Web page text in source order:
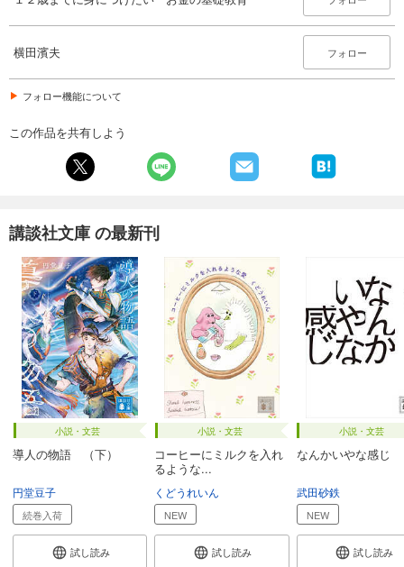
横田濱夫 フォロー
フォロー機能について
この作品を共有しよう
講談社文庫 の最新刊
小説・文芸
導人の物語 （下）
円堂豆子
続巻入荷
試し読み
小説・文芸
コーヒーにミルクを入れ
るような...
くどうれいん
NEW
試し読み
小説・文芸
なんかいやな感じ
武田砂鉄
NEW
試し読み